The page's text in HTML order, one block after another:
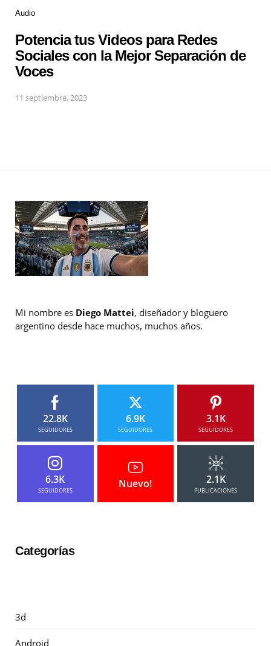
Audio
Potencia tus Videos para Redes
Sociales con la Mejor Separación de
Voces
11 septiembre, 2023
Mi nombre es Diego Mattei, diseñador y bloguero
argentino desde hace muchos, muchos años.
22.8K
SEGUIDORES
6.9K
SEGUIDORES
3.1K
SEGUIDORES
6.3K
SEGUIDORES
Nuevo! 2.1K
PUBLICACIONES
Categorías
3d
Android